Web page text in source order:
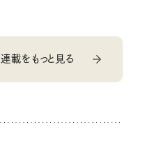
連載をもっと見る